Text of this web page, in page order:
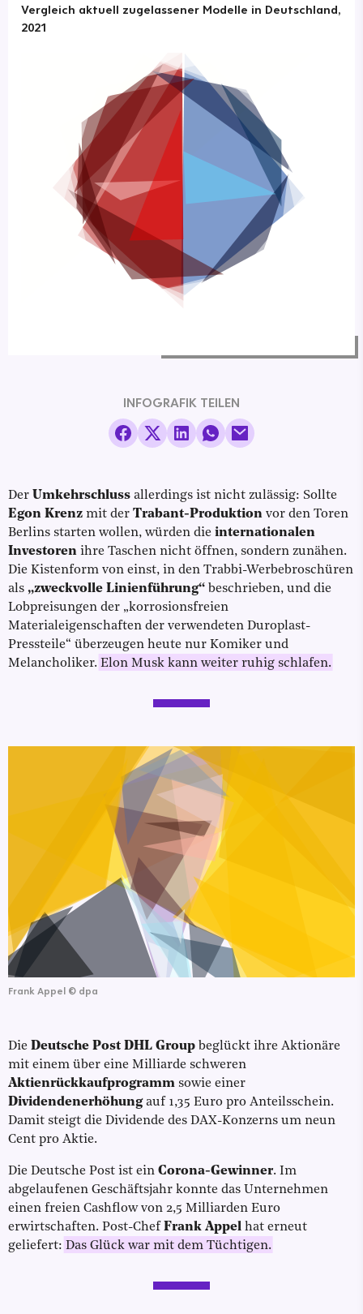
Vergleich aktuell zugelassener Modelle in Deutschland,
2021
INFOGRAFIK TEILEN
Der Umkehrschluss allerdings ist nicht zulässig: Sollte
Egon Krenz mit der Trabant-Produktion vor den Toren
Berlins starten wollen, würden die internationalen
Investoren ihre Taschen nicht öffnen, sondern zunähen.
Die Kistenform von einst, in den Trabbi-Werbebroschüren
als „zweckvolle Linienführung“ beschrieben, und die
Lobpreisungen der „korrosionsfreien
Materialeigenschaften der verwendeten Duroplast-
Pressteile“ überzeugen heute nur Komiker und
Melancholiker. Elon Musk kann weiter ruhig schlafen.
Frank Appel © dpa
Die Deutsche Post DHL Group beglückt ihre Aktionäre
mit einem über eine Milliarde schweren
Aktienrückkaufprogramm sowie einer
Dividendenerhöhungauf 1,35 Euro pro Anteilsschein.
Damit steigt die Dividende des DAX-Konzerns um neun
Cent pro Aktie.
Die Deutsche Post ist ein Corona-Gewinner. Im
abgelaufenen Geschäftsjahr konnte das Unternehmen
einen freien Cashflow von 2,5 Milliarden Euro
erwirtschaften. Post-Chef Frank Appel hat erneut
geliefert: Das Glück war mit dem Tüchtigen.